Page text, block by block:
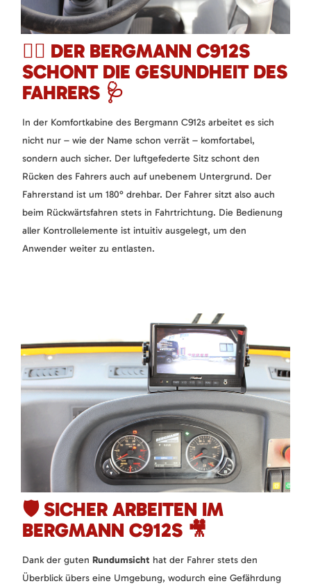
🏋️‍♂️ DER BERGMANN C912S
SCHONT DIE GESUNDHEIT DES
FAHRERS 🩺
In der Komfortkabine des Bergmann C912s arbeitet es sich
nicht nur – wie der Name schon verrät – komfortabel,
sondern auch sicher. Der luftgefederte Sitz schont den
Rücken des Fahrers auch auf unebenem Untergrund. Der
Fahrerstand ist um 180° drehbar. Der Fahrer sitzt also auch
beim Rückwärtsfahren stets in Fahrtrichtung. Die Bedienung
aller Kontrollelemente ist intuitiv ausgelegt, um den
Anwender weiter zu entlasten.
🛡️ SICHER ARBEITEN IM
BERGMANN C912S 🎥
Dank der guten Rundumsicht hat der Fahrer stets den
Überblick übers eine Umgebung, wodurch eine Gefährdung